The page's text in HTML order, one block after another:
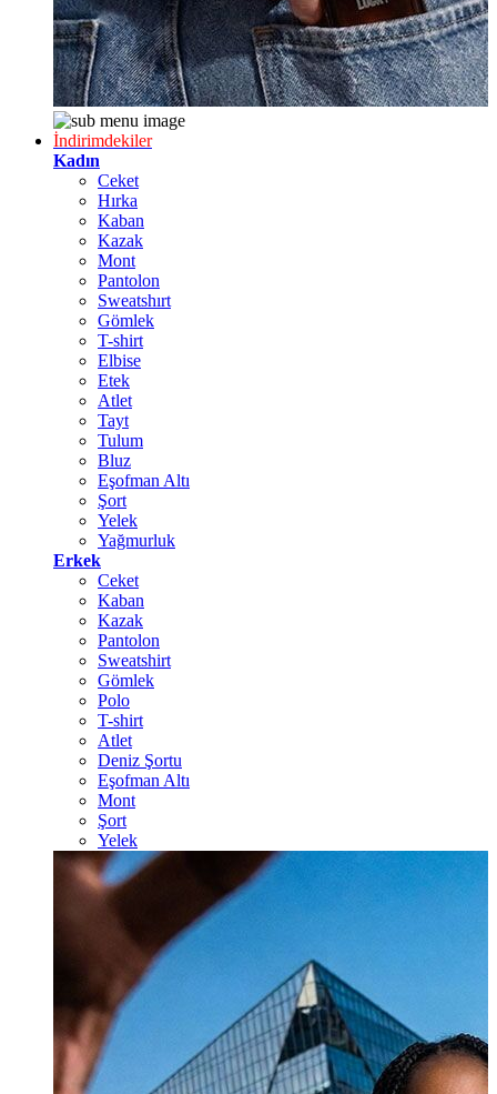
İndirimdekiler
Kadın
Ceket
Hırka
Kaban
Kazak
Mont
Pantolon
Sweatshırt
Gömlek
T-shirt
Elbise
Etek
Atlet
Tayt
Tulum
Bluz
Eşofman Altı
Şort
Yelek
Yağmurluk
Erkek
Ceket
Kaban
Kazak
Pantolon
Sweatshirt
Gömlek
Polo
T-shirt
Atlet
Deniz Şortu
Eşofman Altı
Mont
Şort
Yelek